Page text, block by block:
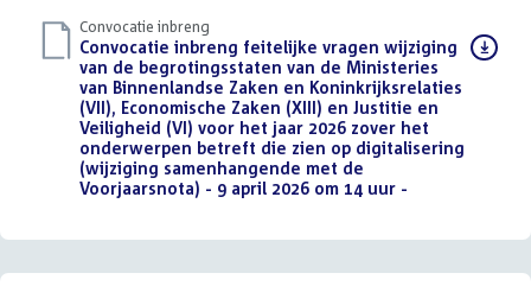
Convocatie inbreng
Download
bestand:
Convocatie inbreng feitelijke vragen wijziging
van de begrotingsstaten van de Ministeries
van Binnenlandse Zaken en Koninkrijksrelaties
(VII), Economische Zaken (XIII) en Justitie en
Veiligheid (VI) voor het jaar 2026 zover het
onderwerpen betreft die zien op digitalisering
(wijziging samenhangende met de
Voorjaarsnota) - 9 april 2026 om 14 uur -